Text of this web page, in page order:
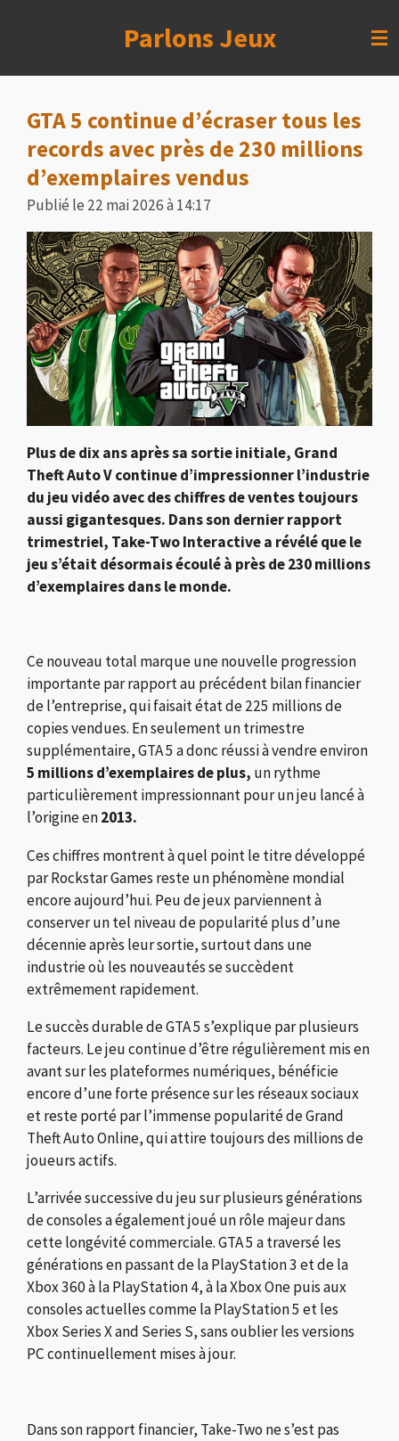
Parlons Jeux
GTA 5 continue d’écraser tous les
records avec près de 230 millions
d’exemplaires vendus
Publié le 22 mai 2026 à 14:17
Plus de dix ans après sa sortie initiale, Grand
Theft Auto Vcontinue d’impressionner l’industrie
du jeu vidéo avec des chiffres de ventes toujours
aussi gigantesques. Dans son dernier rapport
trimestriel, Take-Two Interactivea révélé que le
jeu s’était désormais écoulé à près de 230 millions
d’exemplaires dans le monde.
Ce nouveau total marque une nouvelle progression
importante par rapport au précédent bilan financier
de l’entreprise, qui faisait état de 225 millions de
copies vendues. En seulement un trimestre
supplémentaire, GTA 5 a donc réussi à vendre environ
5 millions d’exemplaires de plus, un rythme
particulièrement impressionnant pour un jeu lancé à
l’origine en2013.
Ces chiffres montrent à quel point le titre développé
parRockstar Gamesreste un phénomène mondial
encore aujourd’hui. Peu de jeux parviennent à
conserver un tel niveau de popularité plus d’une
décennie après leur sortie, surtout dans une
industrie où les nouveautés se succèdent
extrêmement rapidement.
Le succès durable de GTA 5 s’explique par plusieurs
facteurs. Le jeu continue d’être régulièrement mis en
avant sur les plateformes numériques, bénéficie
encore d’une forte présence sur les réseaux sociaux
et reste porté par l’immense popularité deGrand
Theft Auto Online, qui attire toujours des millions de
joueurs actifs.
L’arrivée successive du jeu sur plusieurs générations
de consoles a également joué un rôle majeur dans
cette longévité commerciale. GTA 5 a traversé les
générations en passant de la PlayStation 3 et de la
Xbox 360 à la PlayStation 4, à la Xbox One puis aux
consoles actuelles comme la PlayStation 5 et les
Xbox Series X and Series S, sans oublier les versions
PC continuellement mises à jour.
Dans son rapport financier, Take-Two ne s’est pas